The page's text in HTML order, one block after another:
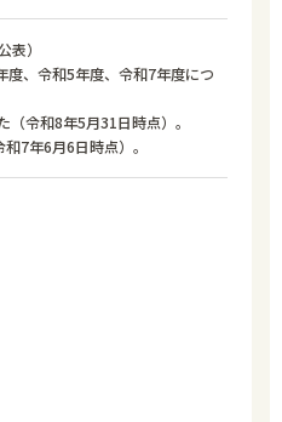
表）
、令和5年度、令和7年度につ
令和8年5月31日時点）。
和7年6月6日時点）。